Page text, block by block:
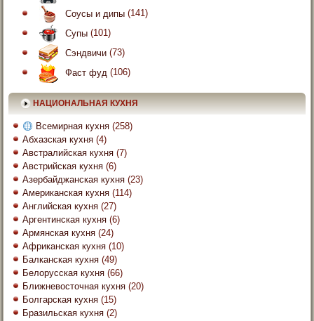
Соусы и дипы (141)
Супы (101)
Сэндвичи (73)
Фаст фуд (106)
НАЦИОНАЛЬНАЯ КУХНЯ
Всемирная кухня (258)
Абхазская кухня (4)
Австралийская кухня (7)
Австрийская кухня (6)
Азербайджанская кухня (23)
Американская кухня (114)
Английская кухня (27)
Аргентинская кухня (6)
Армянская кухня (24)
Африканская кухня (10)
Балканская кухня (49)
Белорусская кухня (66)
Ближневосточная кухня (20)
Болгарская кухня (15)
Бразильская кухня (2)